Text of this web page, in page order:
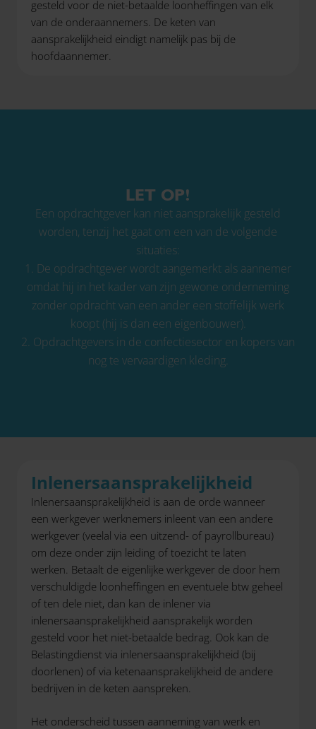
gesteld voor de niet-betaalde loonheffingen van elk
van de onderaannemers. De keten van
aansprakelijkheid eindigt namelijk pas bij de
hoofdaannemer.
LET OP!
Een opdrachtgever kan niet aansprakelijk gesteld
worden, tenzij het gaat om een van de volgende
situaties:
1. De opdrachtgever wordt aangemerkt als aannemer
omdat hij in het kader van zijn gewone onderneming
zonder opdracht van een ander een stoffelijk werk
koopt (hij is dan een eigenbouwer).
2. Opdrachtgevers in de confectiesector en kopers van
nog te vervaardigen kleding.
Inlenersaansprakelijkheid
Inlenersaansprakelijkheid is aan de orde wanneer
een werkgever werknemers inleent van een andere
werkgever (veelal via een uitzend- of payrollbureau)
om deze onder zijn leiding of toezicht te laten
werken. Betaalt de eigenlijke werkgever de door hem
verschuldigde loonheffingen en eventuele btw geheel
of ten dele niet, dan kan de inlener via
inlenersaansprakelijkheid aansprakelijk worden
gesteld voor het niet-betaalde bedrag. Ook kan de
Belastingdienst via inlenersaansprakelijkheid (bij
doorlenen) of via ketenaansprakelijkheid de andere
bedrijven in de keten aanspreken.
Het onderscheid tussen aanneming van werk en